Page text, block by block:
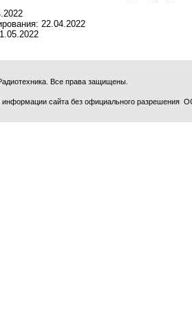
22.04.2022
Все права защищены.
информации сайта без официального разрешения